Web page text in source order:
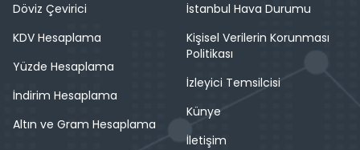
Döviz Çevirici
KDV Hesaplama
Yüzde Hesaplama
İndirim Hesaplama
Altın ve Gram Hesaplama
İstanbul Hava Durumu
Kişisel Verilerin Korunması
Politikası
İzleyici Temsilcisi
Künye
İletişim